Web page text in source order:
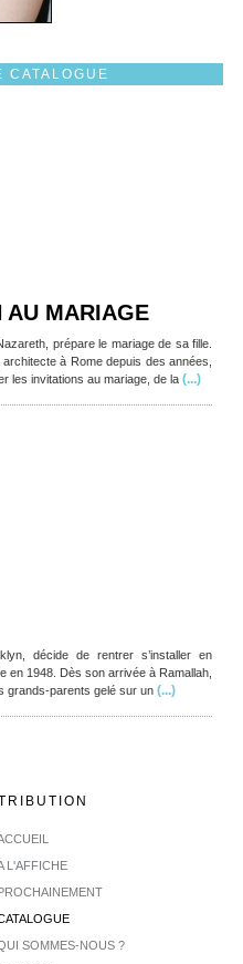
CATALOGUE
AU MARIAGE
prépare le mariage de sa fille.
à Rome depuis des années,
les invitations au mariage, de la (...)
décide de rentrer s’installer en
en 1948. Dès son arrivée à Ramallah,
grands-parents gelé sur un (...)
L'AFFICHE
SOMMES-NOUS ?